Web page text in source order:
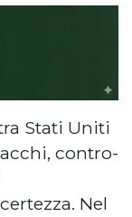
Stati Uniti
contro-
Nel